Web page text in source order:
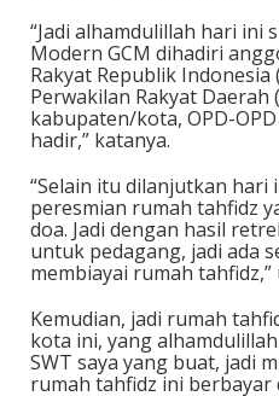
“Jadi alhamdulillah hari ini
Modern GCM dihadiri
Rakyat Republik Indonesia
Perwakilan Rakyat Daerah
kabupaten/kota, OPD-
hadir,” katanya.
“Selain itu dilanjutkan hari
peresmian rumah tahfidz
doa. Jadi dengan hasil
untuk pedagang, jadi ada
membiayai rumah
Kemudian, jadi rumah
kota ini, yang
SWT saya yang buat, jadi
rumah tahfidz ini berbayar